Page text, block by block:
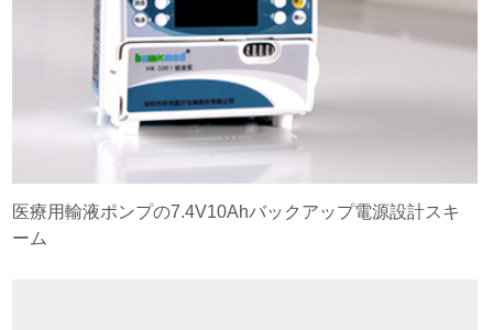
医療用輸液ポンプの7.4V10Ahバックアップ電源設計スキ
ーム